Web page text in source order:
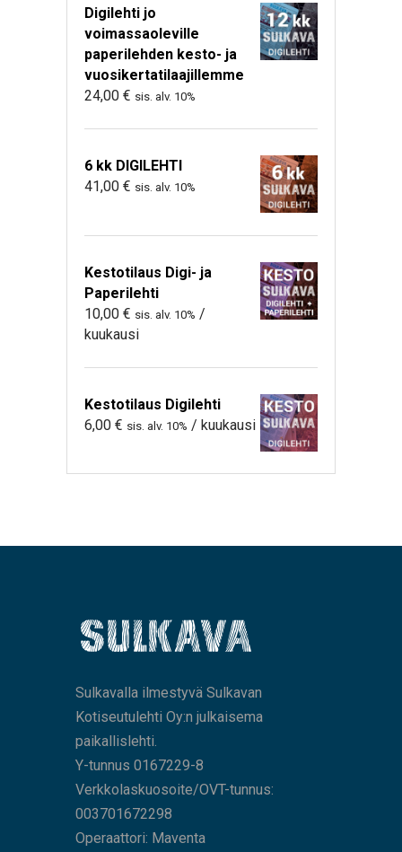
Digilehti jo
voimassaoleville
paperilehden kesto- ja
vuosikertatilaajillemme
24,00 € sis. alv. 10%
6 kk DIGILEHTI
41,00 € sis. alv. 10%
Kestotilaus Digi- ja
Paperilehti
10,00 € sis. alv. 10% /
kuukausi
Kestotilaus Digilehti
6,00 € sis. alv. 10% / kuukausi
Sulkavalla ilmestyvä Sulkavan
Kotiseutulehti Oy:n julkaisema
paikallislehti.
Y-tunnus 0167229-8
Verkkolaskuosoite/OVT-tunnus:
003701672298
Operaattori: Maventa